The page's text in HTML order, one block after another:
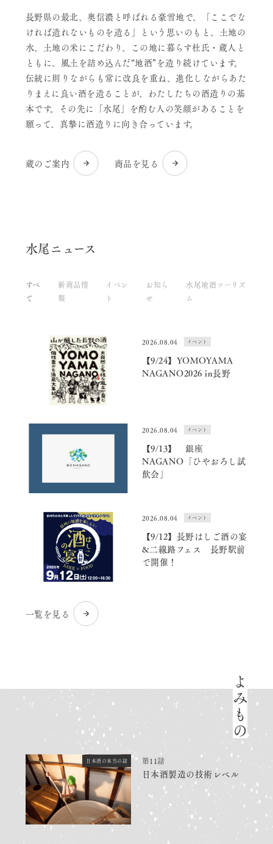
長野県の最北、奥信濃と呼ばれる豪雪地で、「ここでな
ければ造れないものを造る」という思いのもと、土地の
水、土地の米にこだわり、この地に暮らす杜氏・蔵人と
ともに、風土を詰め込んだ“地酒”を造り続けています。
伝統に則りながらも常に改良を重ね、進化しながらあた
りまえに良い酒を造ることが、わたしたちの酒造りの基
本です。その先に「水尾」を酌む人の笑顔があることを
願って、真摯に酒造りに向き合っています。
蔵のご案内 商品を見る
水尾ニュース
すべ
て
新商品情
報
イベン
ト
お知ら
せ
水尾地酒ツーリズ
ム
2026.08.04 イベント
【9/24】YOMOYAMA
NAGANO2026 in長野
2026.08.04 イベント
【9/13】 銀座
NAGANO「ひやおろし試
飲会」
2026.08.04 イベント
【9/12】長野はしご酒の宴
&二線路フェス 長野駅前
で開催！
一覧を見る
よみもの
日本酒の本当の話 第11話
日本酒製造の技術レベル